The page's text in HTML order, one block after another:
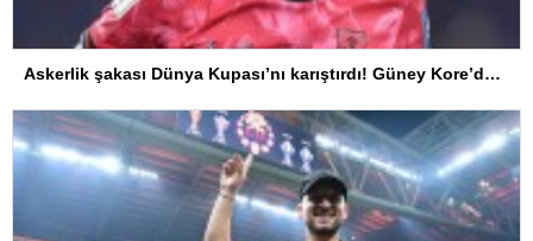
Askerlik şakası Dünya Kupası’nı karıştırdı! Güney Kore’den sert karar